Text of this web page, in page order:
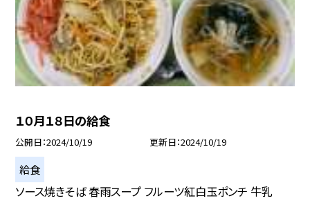
１０月１８日の給食
公開日 2024/10/19 更新日 2024/10/19
給食
ソース焼きそば 春雨スープ フルーツ紅白玉ポンチ 牛乳